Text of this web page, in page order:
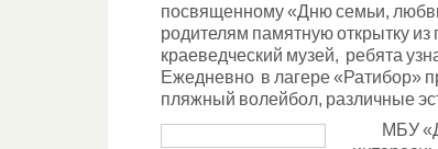
посвященному «Дню семьи,
родителям памятную открытку
краеведческий музей, ребята
Ежедневно в лагере «Ратибор»
пляжный волейбол, различные
МБУ